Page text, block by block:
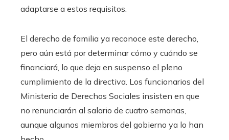
adaptarse a estos requisitos.
El derecho de familia ya reconoce este derecho,
pero aún está por determinar cómo y cuándo se
financiará, lo que deja en suspenso el pleno
cumplimiento de la directiva. Los funcionarios del
Ministerio de Derechos Sociales insisten en que
no renunciarán al salario de cuatro semanas,
aunque algunos miembros del gobierno ya lo han